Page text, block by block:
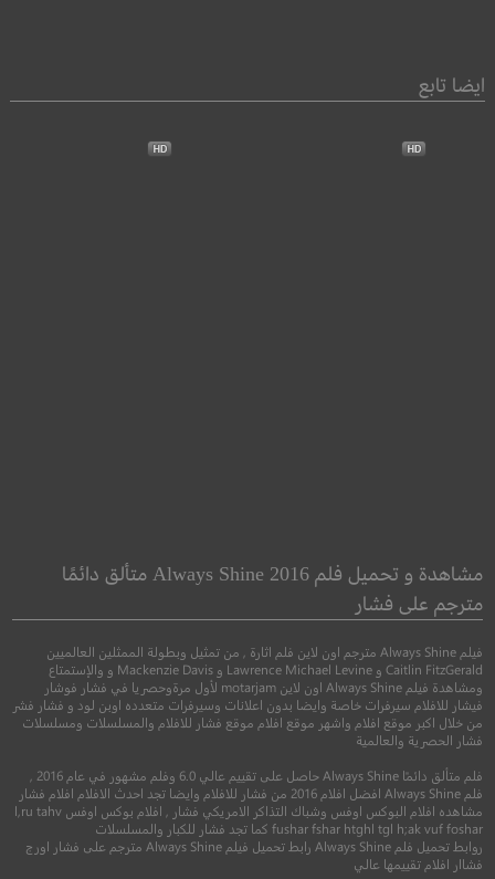
ايضا تابع
رجلين في المدينة
5.6
and Then The
Bigfoot
الرجل الذي قتل هتلر
القدم الكبيرة
مغامرة● دراما●
مشاهدة و تحميل فلم Always Shine 2016 متألق دائمًا
مترجم على فشار
فيلم Always Shine مترجم اون لاين فلم اثارة , من تمثيل وبطولة الممثلين العالميين
Caitlin FitzGerald و Lawrence Michael Levine و Mackenzie Davis و والإستمتاع
ومشاهدة فيلم Always Shine اون لاين motarjam لأول مرةوحصريا في فشار فوشار
فيشار للافلام سيرفرات خاصة وايضا بدون اعلانات وسيرفرات متعدده اوبن لود و فشار فشر
من خلال اكبر موقع افلام واشهر موقع افلام موقع فشار للافلام والمسلسلات ومسلسلات
فشار الحصرية والعالمية
فلم Always Shine افضل افلام 2016 من فشار للافلام وايضا تجد احدث الافلام افلام فشار
مشاهده افلام البوكس اوفس وشباك التذاكر الامريكي فشار , افلام بوكس اوفس l,ru tahv
fushar fshar htghl tgl h;ak vuf foshar كما تجد فشار للكبار والمسلسلات
روابط تحميل فلم Always Shine رابط تحميل فيلم Always Shine مترجم على فشار اورج
فشاار افلام تقييمها عالي